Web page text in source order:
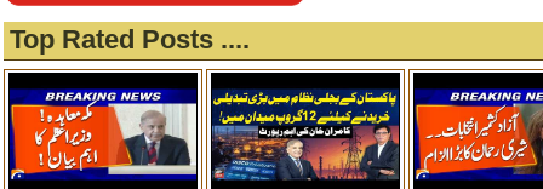
Top Rated Posts ....